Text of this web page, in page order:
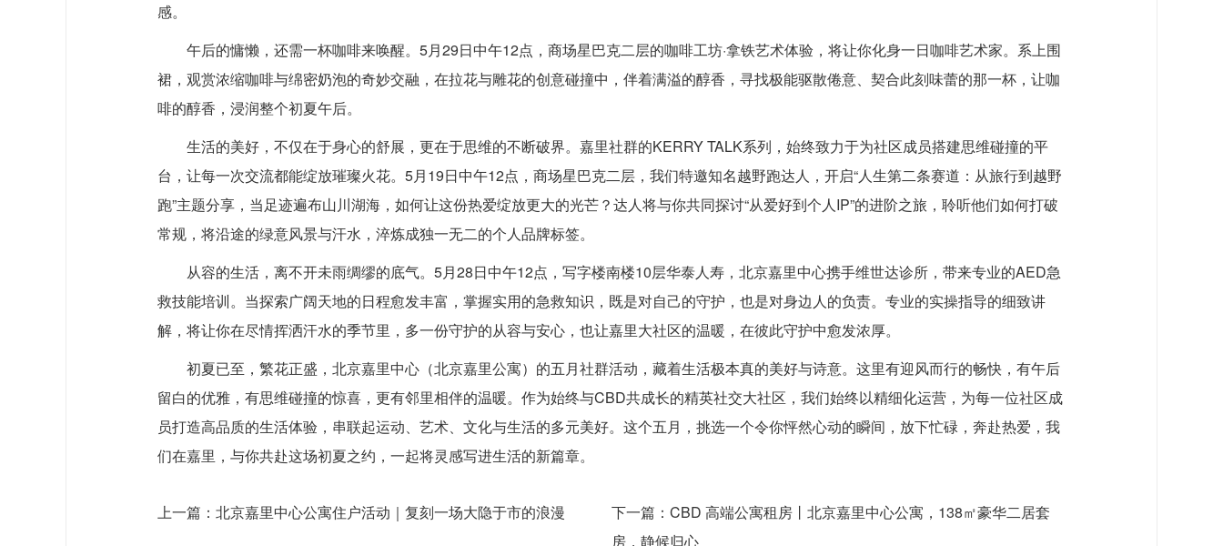
感。
午后的慵懒，还需一杯咖啡来唤醒。5月29日中午12点，商场星巴克二层的咖啡工坊·拿铁艺术体验，将让你化身一日咖啡艺术家。系上围
裙，观赏浓缩咖啡与绵密奶泡的奇妙交融，在拉花与雕花的创意碰撞中，伴着满溢的醇香，寻找极能驱散倦意、契合此刻味蕾的那一杯，让咖
啡的醇香，浸润整个初夏午后。
生活的美好，不仅在于身心的舒展，更在于思维的不断破界。嘉里社群的KERRY TALK系列，始终致力于为社区成员搭建思维碰撞的平
台，让每一次交流都能绽放璀璨火花。5月19日中午12点，商场星巴克二层，我们特邀知名越野跑达人，开启“人生第二条赛道：从旅行到越野
跑”主题分享，当足迹遍布山川湖海，如何让这份热爱绽放更大的光芒？达人将与你共同探讨“从爱好到个人IP”的进阶之旅，聆听他们如何打破
常规，将沿途的绿意风景与汗水，淬炼成独一无二的个人品牌标签。
从容的生活，离不开未雨绸缪的底气。5月28日中午12点，写字楼南楼10层华泰人寿，北京嘉里中心携手维世达诊所，带来专业的AED急
救技能培训。当探索广阔天地的日程愈发丰富，掌握实用的急救知识，既是对自己的守护，也是对身边人的负责。专业的实操指导的细致讲
解，将让你在尽情挥洒汗水的季节里，多一份守护的从容与安心，也让嘉里大社区的温暖，在彼此守护中愈发浓厚。
初夏已至，繁花正盛，北京嘉里中心（北京嘉里公寓）的五月社群活动，藏着生活极本真的美好与诗意。这里有迎风而行的畅快，有午后
留白的优雅，有思维碰撞的惊喜，更有邻里相伴的温暖。作为始终与CBD共成长的精英社交大社区，我们始终以精细化运营，为每一位社区成
员打造高品质的生活体验，串联起运动、艺术、文化与生活的多元美好。这个五月，挑选一个令你怦然心动的瞬间，放下忙碌，奔赴热爱，我
们在嘉里，与你共赴这场初夏之约，一起将灵感写进生活的新篇章。
上一篇： 北京嘉里中心公寓住户活动｜复刻一场大隐于市的浪漫 下一篇： CBD 高端公寓租房丨北京嘉里中心公寓，138㎡豪华二居套
房，静候归心